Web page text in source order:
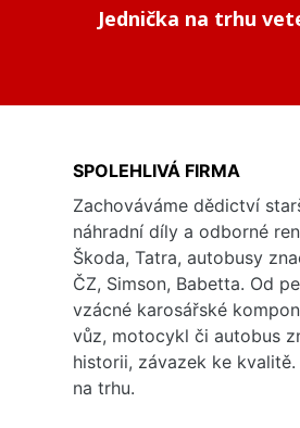
Jednička na trhu
SPOLEHLIVÁ FIRMA
Zachováváme dědictví
náhradní díly a odborné
Škoda, Tatra, autobusy
ČZ, Simson, Babetta. Od
vzácné karosářské
vůz, motocykl či autobus
historii, závazek ke
na trhu.